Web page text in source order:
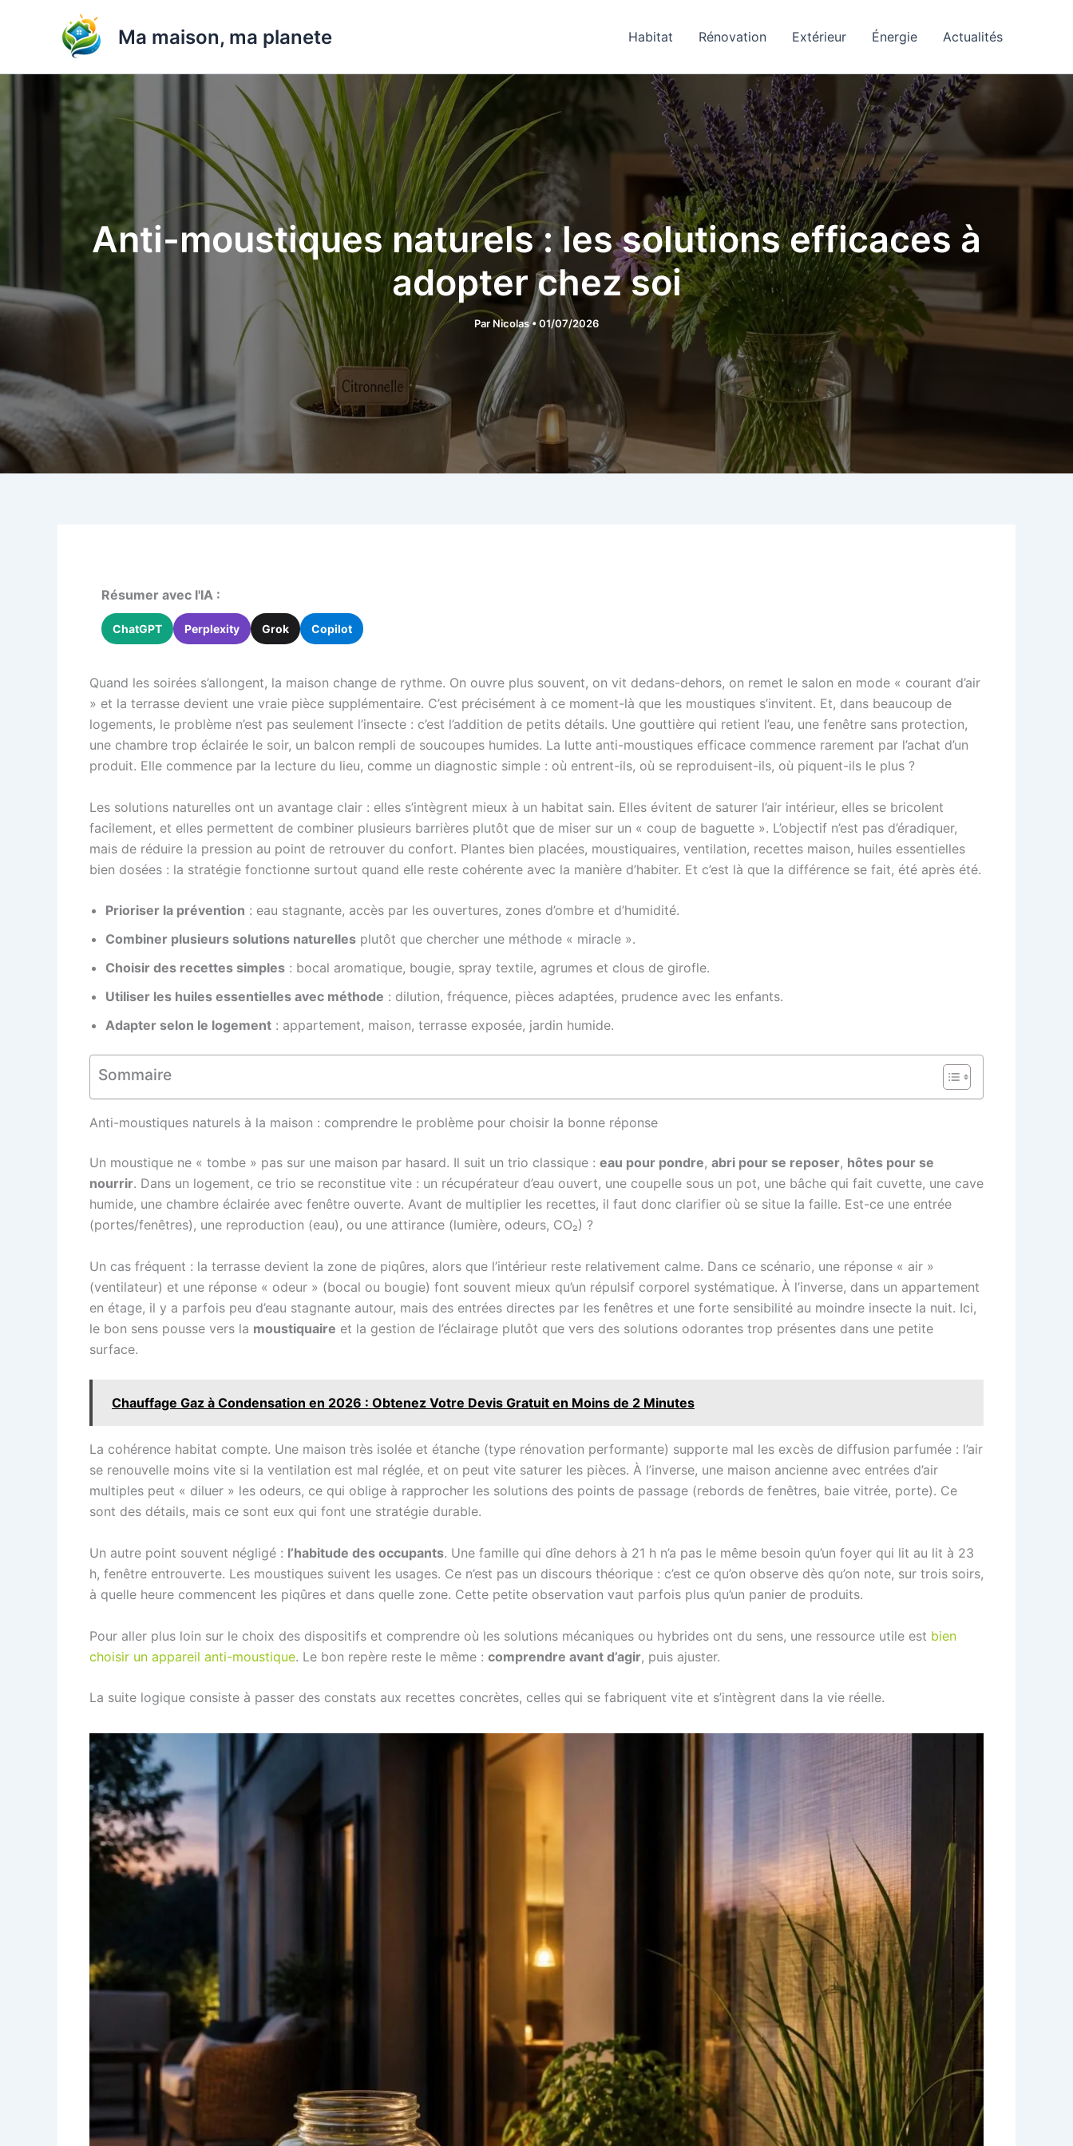
Ma maison, ma planete Habitat Rénovation Extérieur Énergie Actualités
Anti-moustiques naturels : les solutions efficaces à
adopter chez soi
Par Nicolas•01/07/2026
Résumer avec l'IA :
ChatGPT Perplexity Grok Copilot
Quand les soirées s’allongent, la maison change de rythme. On ouvre plus souvent, on vit dedans-dehors, on remet le salon en mode « courant d’air
» et la terrasse devient une vraie pièce supplémentaire. C’est précisément à ce moment-là que les moustiques s’invitent. Et, dans beaucoup de
logements, le problème n’est pas seulement l’insecte : c’est l’addition de petits détails. Une gouttière qui retient l’eau, une fenêtre sans protection,
une chambre trop éclairée le soir, un balcon rempli de soucoupes humides. La lutte anti-moustiques efficace commence rarement par l’achat d’un
produit. Elle commence par la lecture du lieu, comme un diagnostic simple : où entrent-ils, où se reproduisent-ils, où piquent-ils le plus ?
Les solutions naturelles ont un avantage clair : elles s’intègrent mieux à un habitat sain. Elles évitent de saturer l’air intérieur, elles se bricolent
facilement, et elles permettent de combiner plusieurs barrières plutôt que de miser sur un « coup de baguette ». L’objectif n’est pas d’éradiquer,
mais de réduire la pression au point de retrouver du confort. Plantes bien placées, moustiquaires, ventilation, recettes maison, huiles essentielles
bien dosées : la stratégie fonctionne surtout quand elle reste cohérente avec la manière d’habiter. Et c’est là que la différence se fait, été après été.
Prioriser la prévention : eau stagnante, accès par les ouvertures, zones d’ombre et d’humidité.
Combiner plusieurs solutions naturelles plutôt que chercher une méthode « miracle ».
Choisir des recettes simples : bocal aromatique, bougie, spray textile, agrumes et clous de girofle.
Utiliser les huiles essentielles avec méthode : dilution, fréquence, pièces adaptées, prudence avec les enfants.
Adapter selon le logement : appartement, maison, terrasse exposée, jardin humide.
Sommaire
Anti-moustiques naturels à la maison : comprendre le problème pour choisir la bonne réponse
Un moustique ne « tombe » pas sur une maison par hasard. Il suit un trio classique : eau pour pondre, abri pour se reposer, hôtes pour se
nourrir. Dans un logement, ce trio se reconstitue vite : un récupérateur d’eau ouvert, une coupelle sous un pot, une bâche qui fait cuvette, une cave
humide, une chambre éclairée avec fenêtre ouverte. Avant de multiplier les recettes, il faut donc clarifier où se situe la faille. Est-ce une entrée
(portes/fenêtres), une reproduction (eau), ou une attirance (lumière, odeurs, CO₂) ?
Un cas fréquent : la terrasse devient la zone de piqûres, alors que l’intérieur reste relativement calme. Dans ce scénario, une réponse « air »
(ventilateur) et une réponse « odeur » (bocal ou bougie) font souvent mieux qu’un répulsif corporel systématique. À l’inverse, dans un appartement
en étage, il y a parfois peu d’eau stagnante autour, mais des entrées directes par les fenêtres et une forte sensibilité au moindre insecte la nuit. Ici,
le bon sens pousse vers la moustiquaire et la gestion de l’éclairage plutôt que vers des solutions odorantes trop présentes dans une petite
surface.
Chauffage Gaz à Condensation en 2026 : Obtenez Votre Devis Gratuit en Moins de 2 Minutes
La cohérence habitat compte. Une maison très isolée et étanche (type rénovation performante) supporte mal les excès de diffusion parfumée : l’air
se renouvelle moins vite si la ventilation est mal réglée, et on peut vite saturer les pièces. À l’inverse, une maison ancienne avec entrées d’air
multiples peut « diluer » les odeurs, ce qui oblige à rapprocher les solutions des points de passage (rebords de fenêtres, baie vitrée, porte). Ce
sont des détails, mais ce sont eux qui font une stratégie durable.
Un autre point souvent négligé : l’habitude des occupants. Une famille qui dîne dehors à 21 h n’a pas le même besoin qu’un foyer qui lit au lit à 23
h, fenêtre entrouverte. Les moustiques suivent les usages. Ce n’est pas un discours théorique : c’est ce qu’on observe dès qu’on note, sur trois soirs,
à quelle heure commencent les piqûres et dans quelle zone. Cette petite observation vaut parfois plus qu’un panier de produits.
Pour aller plus loin sur le choix des dispositifs et comprendre où les solutions mécaniques ou hybrides ont du sens, une ressource utile est bien
choisir un appareil anti-moustique. Le bon repère reste le même : comprendre avant d’agir, puis ajuster.
La suite logique consiste à passer des constats aux recettes concrètes, celles qui se fabriquent vite et s’intègrent dans la vie réelle.